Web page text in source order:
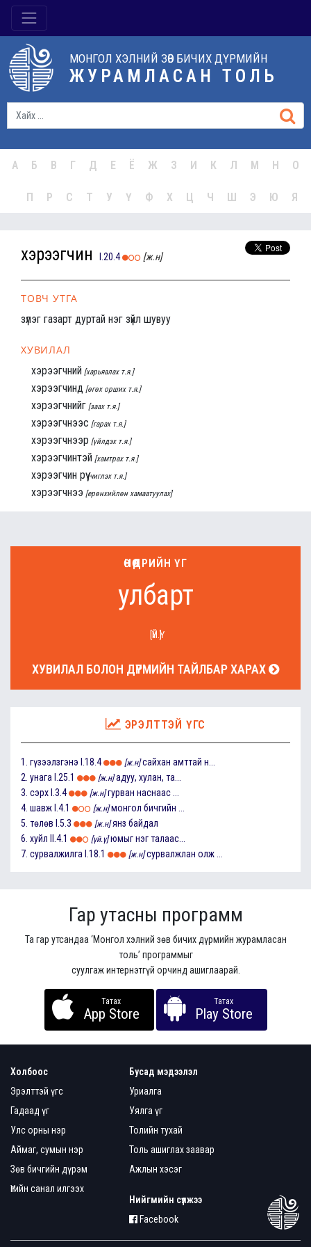
МОНГОЛ ХЭЛНИЙ ЗӨВ БИЧИХ ДҮРМИЙН
ЖУРАМЛАСАН ТОЛЬ
А Б В Г Д Е Ё Ж З И К Л М Н О
П Р С Т У Ү Ф Х Ц Ч Ш Э Ю Я
хэрээгчин I.20.4 [ж.н]
ТОВЧ УТГА
зүлэг газарт дуртай нэг зүйл шувуу
ХУВИЛАЛ
хэрээгчний [харьяалах т.я.]
хэрээгчинд [өгөх орших т.я.]
хэрээгчнийг [заах т.я.]
хэрээгчнээс [гарах т.я.]
хэрээгчнээр [үйлдэх т.я.]
хэрээгчинтэй [хамтрах т.я.]
хэрээгчин рүү [чиглэх т.я.]
хэрээгчнээ [ерөнхийлөн хамаатуулах]
ӨНӨӨДРИЙН ҮГ
улбарт
[ҮЙ.Ү]
ХУВИЛАЛ БОЛОН ДҮРМИЙН ТАЙЛБАР ХАРАХ
ЭРЭЛТТЭЙ ҮГС
1. гүзээлзгэнэ I.18.4 [ж.н] сайхан амттай н...
2. унага I.25.1 [ж.н] адуу, хулан, та...
3. сэрх I.3.4 [ж.н] гурван наснаас ...
4. шавж I.4.1 [ж.н] монгол бичгийн ...
5. төлөв I.5.3 [ж.н] янз байдал
6. хуйл II.4.1 [үй.ү] юмыг нэг талаас...
7. сурвалжилга I.18.1 [ж.н] сурвалжлан олж ...
Гар утасны программ
Та гар утсандаа ‘Монгол хэлний зөв бичих дүрмийн журамласан
толь’ программыг
суулгаж интернэтгүй орчинд ашиглаарай.
Татах
App Store
Татах
Play Store
Холбоос
Эрэлттэй үгс
Гадаад үг
Улс орны нэр
Аймаг, сумын нэр
Зөв бичгийн дүрэм
Үгийн санал илгээх
Бусад мэдээлэл
Уриалга
Уялга үг
Толийн тухай
Толь ашиглах заавар
Ажлын хэсэг
Нийгмийн сүлжээ
Facebook